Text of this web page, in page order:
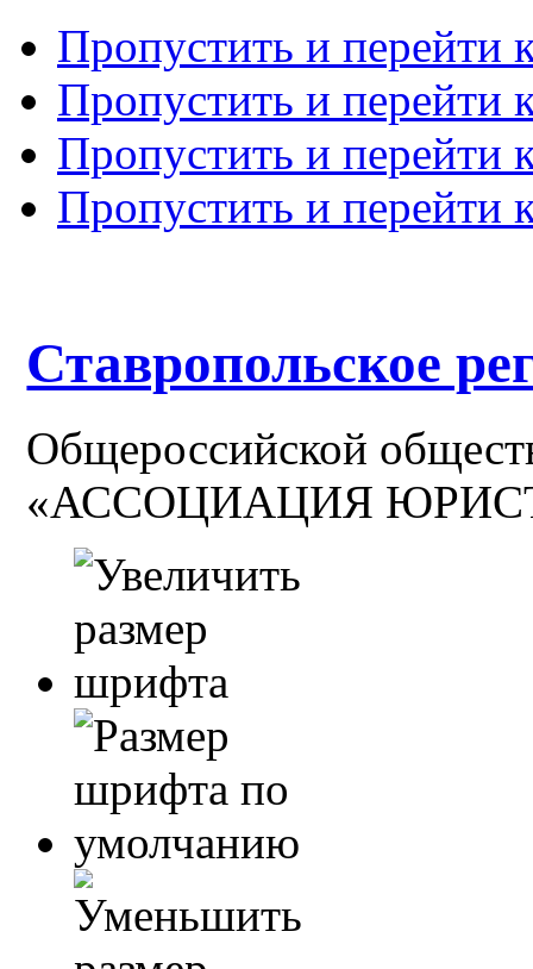
Пропустить и перейти
Пропустить и перейти
Пропустить и перейти
Пропустить и перейти
Ставропольское
Общероссийской
«АССОЦИАЦИЯ